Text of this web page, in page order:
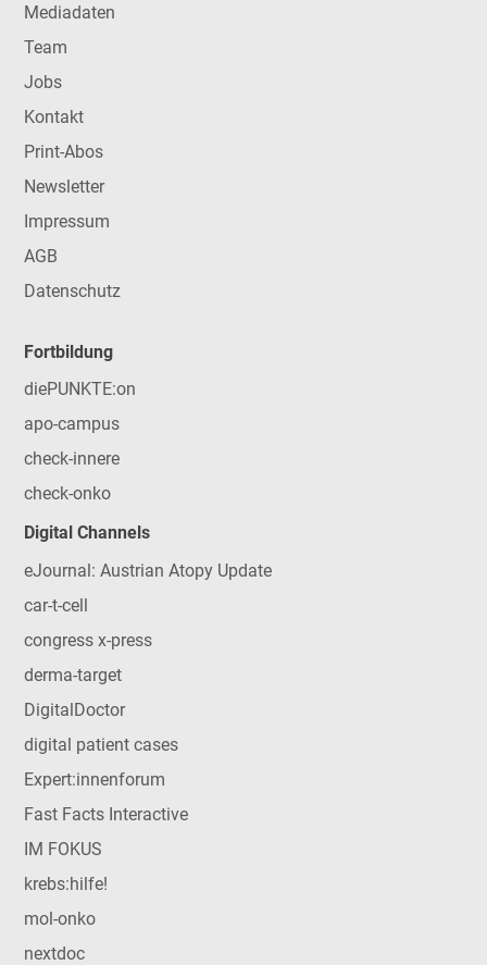
Mediadaten
Team
Jobs
Kontakt
Print-Abos
Newsletter
Impressum
AGB
Datenschutz
Fortbildung
diePUNKTE:on
apo-campus
check-innere
check-onko
Digital Channels
eJournal: Austrian Atopy Update
car-t-cell
congress x-press
derma-target
DigitalDoctor
digital patient cases
Expert:innenforum
Fast Facts Interactive
IM FOKUS
krebs:hilfe!
mol-onko
nextdoc